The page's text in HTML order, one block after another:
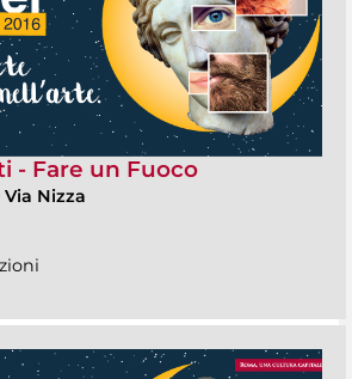
- Fare un Fuoco
Via Nizza